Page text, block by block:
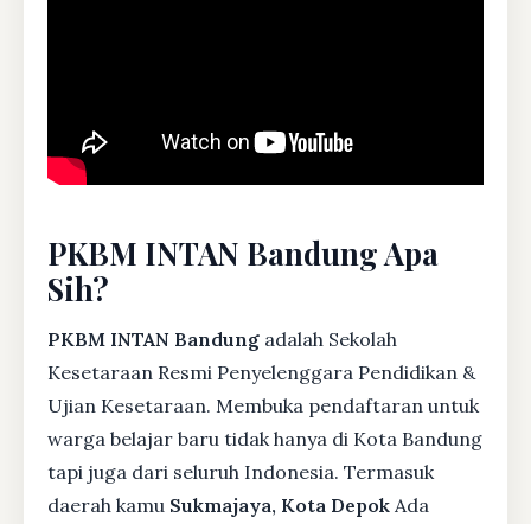
PKBM INTAN Bandung Apa
Sih?
PKBM INTAN Bandung adalah Sekolah
Kesetaraan Resmi Penyelenggara Pendidikan &
Ujian Kesetaraan. Membuka pendaftaran untuk
warga belajar baru tidak hanya di Kota Bandung
tapi juga dari seluruh Indonesia. Termasuk
daerah kamu Sukmajaya, Kota Depok Ada